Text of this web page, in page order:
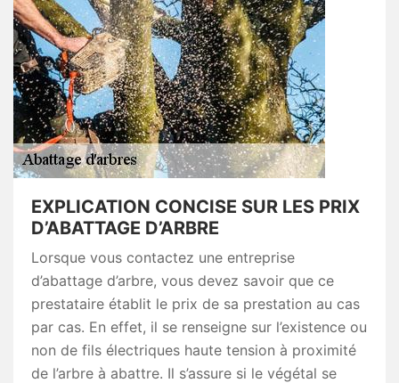
EXPLICATION CONCISE SUR LES PRIX
D’ABATTAGE D’ARBRE
Lorsque vous contactez une entreprise
d’abattage d’arbre, vous devez savoir que ce
prestataire établit le prix de sa prestation au cas
par cas. En effet, il se renseigne sur l’existence ou
non de fils électriques haute tension à proximité
de l’arbre à abattre. Il s’assure si le végétal se